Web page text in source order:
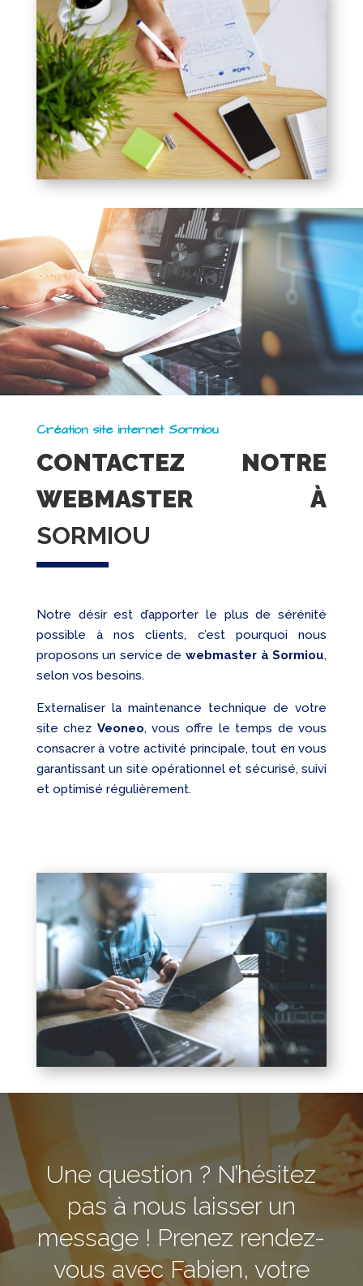
Création site internet Sormiou
CONTACTEZ NOTRE
WEBMASTER À
SORMIOU
Notre désir est d’apporter le plus de sérénité
possible à nos clients, c’est pourquoi nous
proposons un service dewebmaster à Sormiou,
selon vos besoins.
Externaliser la maintenance technique de votre
site chez Veoneo, vous offre le temps de vous
consacrer à votre activité principale, tout en vous
garantissant un site opérationnel et sécurisé, suivi
et optimisé régulièrement.
Une question ? N’hésitez
pas à nous laisser un
message ! Prenez rendez-
vous avec Fabien, votre